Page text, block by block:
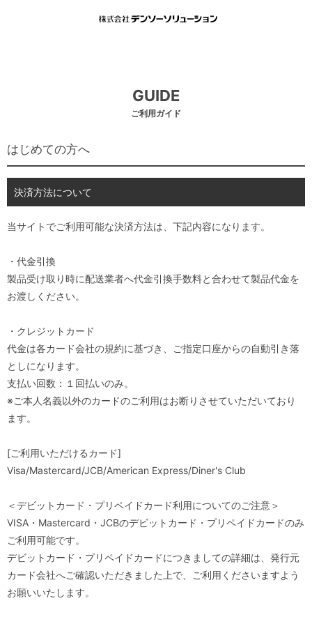
GUIDE
ご利用ガイド
はじめての方へ
決済方法について
当サイトでご利用可能な決済方法は、下記内容になります。
・代金引換
製品受け取り時に配送業者へ代金引換手数料と合わせて製品代金を
お渡しください。
・クレジットカード
代金は各カード会社の規約に基づき、ご指定口座からの自動引き落
としになります。
支払い回数：１回払いのみ。
※ご本人名義以外のカードのご利用はお断りさせていただいており
ます。
[ご利用いただけるカード]
Visa/Mastercard/JCB/American Express/Diner's Club
＜デビットカード・プリペイドカード利用についてのご注意＞
VISA・Mastercard・JCBのデビットカード・プリペイドカードのみ
ご利用可能です。
デビットカード・プリペイドカードにつきましての詳細は、発行元
カード会社へご確認いただきました上で、ご利用くださいますよう
お願いいたします。